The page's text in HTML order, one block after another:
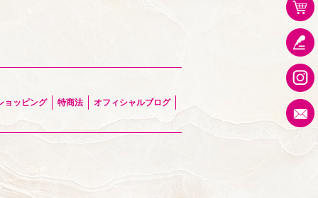
ョッピング 特商法 オフィシャルブログ